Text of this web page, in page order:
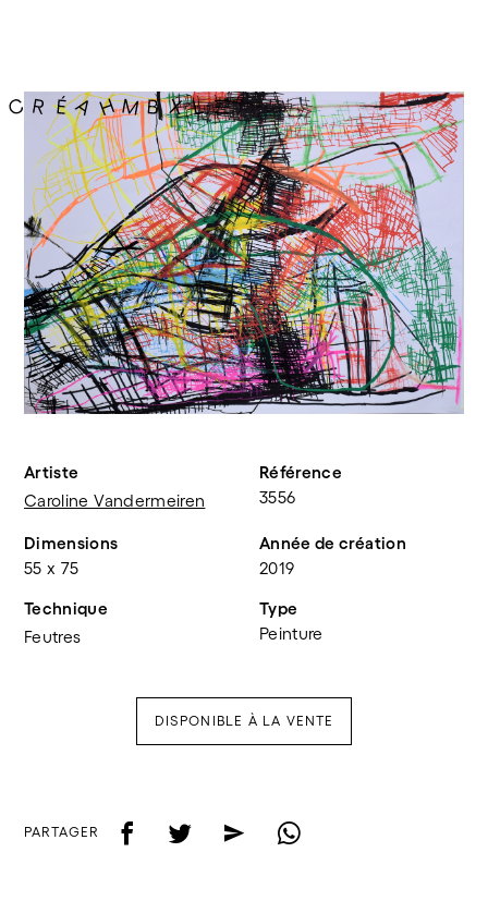
Artiste
Caroline Vandermeiren
Référence
3556
Dimensions
55 x 75
Année de création
2019
Technique
Feutres
Type
Peinture
DISPONIBLE À LA VENTE
PARTAGER f t e w